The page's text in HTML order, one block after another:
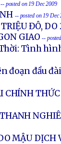
-- posted on 19 Dec 2009
-- posted on 19 Dec
ĐÔ, DO
GIAO --
Tình
đoạn đầu
CHÍNH THỨC
MẬU DỊCH